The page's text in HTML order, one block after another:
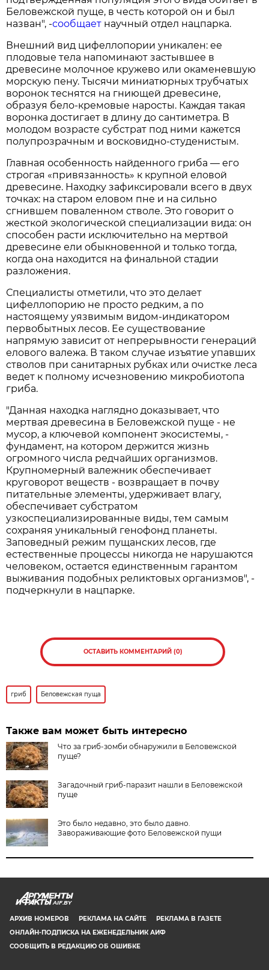
Беловежской пуще, в честь которой он и был
назван", -сообщает научный отдел нацпарка.
Внешний вид цифеллопории уникален: ее
плодовые тела напоминают застывшее в
древесине молочное кружево или окаменевшую
морскую пену. Тысячи миниатюрных трубчатых
воронок теснятся на гниющей древесине,
образуя бело-кремовые наросты. Каждая такая
воронка достигает в длину до сантиметра. В
молодом возрасте субстрат под ними кажется
полупрозрачным и восковидно-студенистым.
Главная особенность найденного гриба — его
строгая «привязанность» к крупной еловой
древесине. Находку зафиксировали всего в двух
точках: на старом еловом пне и на сильно
сгнившем поваленном стволе. Это говорит о
жесткой экологической специализации вида: он
способен расти исключительно на мертвой
древесине ели обыкновенной и только тогда,
когда она находится на финальной стадии
разложения.
Специалисты отметили, что это делает
цифеллопорию не просто редким, а по
настоящему уязвимым видом-индикатором
первобытных лесов. Ее существование
напрямую зависит от непрерывности генераций
елового валежа. В таком случае изъятие упавших
стволов при санитарных рубках или очистке леса
ведет к полному исчезновению микробиотопа
гриба.
"Данная находка наглядно доказывает, что
мертвая древесина в Беловежской пуще - не
мусор, а ключевой компонент экосистемы, -
фундамент, на котором держится жизнь
огромного числа редчайших организмов.
Крупномерный валежник обеспечивает
круговорот веществ - возвращает в почву
питательные элементы, удерживает влагу,
обеспечивает субстратом
узкоспециализированные виды, тем самым
сохраняя уникальный генофонд планеты.
Заповедный режим пущанских лесов, где
естественные процессы никогда не нарушаются
человеком, остается единственным гарантом
выживания подобных реликтовых организмов", -
подчеркнули в нацпарке.
ОСТАВИТЬ КОММЕНТАРИЙ (0)
гриб Беловежская пуща
Также вам может быть интересно
Что за гриб-зомби обнаружили в Беловежской
пуще?
Загадочный гриб-паразит нашли в Беловежской
пуще
Это было недавно, это было давно.
Завораживающие фото Беловежской пущи
AIF.BY
АРХИВ НОМЕРОВ РЕКЛАМА НА САЙТЕ
РЕКЛАМА В ГАЗЕТЕ
ОНЛАЙН-ПОДПИСКА НА ЕЖЕНЕДЕЛЬНИК АИФ
СООБЩИТЬ В РЕДАКЦИЮ ОБ ОШИБКЕ